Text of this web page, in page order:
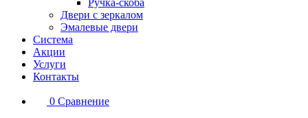
Ручка-скоба
Двери с зеркалом
Эмалевые двери
Система
Акции
Услуги
Контакты
0 Сравнение